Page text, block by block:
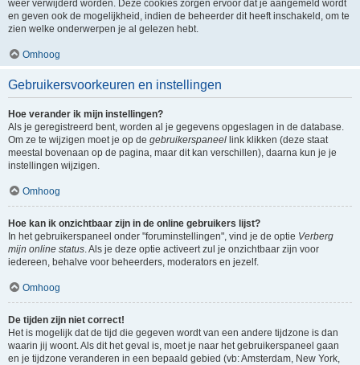
weer verwijderd worden. Deze cookies zorgen ervoor dat je aangemeld wordt
en geven ook de mogelijkheid, indien de beheerder dit heeft inschakeld, om te
zien welke onderwerpen je al gelezen hebt.
Omhoog
Gebruikersvoorkeuren en instellingen
Hoe verander ik mijn instellingen?
Als je geregistreerd bent, worden al je gegevens opgeslagen in de database.
Om ze te wijzigen moet je op de gebruikerspaneel link klikken (deze staat
meestal bovenaan op de pagina, maar dit kan verschillen), daarna kun je je
instellingen wijzigen.
Omhoog
Hoe kan ik onzichtbaar zijn in de online gebruikers lijst?
In het gebruikerspaneel onder "foruminstellingen", vind je de optie Verberg
mijn online status. Als je deze optie activeert zul je onzichtbaar zijn voor
iedereen, behalve voor beheerders, moderators en jezelf.
Omhoog
De tijden zijn niet correct!
Het is mogelijk dat de tijd die gegeven wordt van een andere tijdzone is dan
waarin jij woont. Als dit het geval is, moet je naar het gebruikerspaneel gaan
en je tijdzone veranderen in een bepaald gebied (vb: Amsterdam, New York,